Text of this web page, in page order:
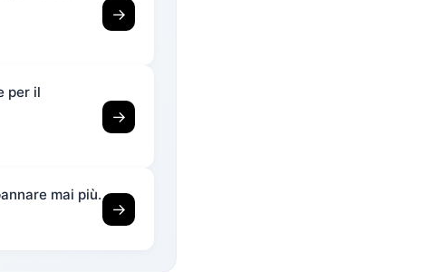
→
per il
→
mai più.
→